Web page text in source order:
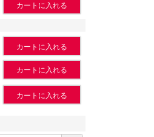
カートに入れる
カートに入れる
カートに入れる
カートに入れる